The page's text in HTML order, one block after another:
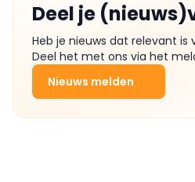
Deel je
Heb je nieuws dat relevant is
Deel het met ons via het
Nieuws melden